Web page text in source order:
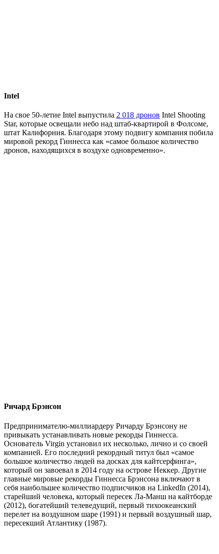
Intel
На свое 50-летие Intel выпустила 2 018 дронов Intel Shooting
Star, которые освещали небо над штаб-квартирой в Фолсоме,
штат Калифорния. Благодаря этому подвигу компания побила
мировой рекорд Гиннесса как «самое большое количество
дронов, находящихся в воздухе одновременно».
Ричард Брэнсон
Предпринимателю-миллиардеру Ричарду Брэнсону не
привыкать устанавливать новые рекорды Гиннесса.
Основатель Virgin установил их несколько, лично и со своей
компанией. Его последний рекордный титул был «самое
большое количество людей на досках для кайтсерфинга»,
который он завоевал в 2014 году на острове Неккер. Другие
главные мировые рекорды Гиннесса Брэнсона включают в
себя наибольшее количество подписчиков на LinkedIn (2014),
старейший человека, который пересек Ла-Манш на кайтборде
(2012), богатейший телеведущий, первый тихоокеанский
перелет на воздушном шаре (1991) и первый воздушный шар,
пересекший Атлантику (1987).